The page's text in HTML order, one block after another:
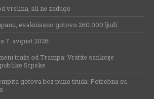
vrelina, ali ne zadugo
evakuisano gotovo 260.000 ljudi
7. avgust 2026.
traže od Trampa: Vratite sankcije
Srpske
gotova bez puno truda: Potrebna su